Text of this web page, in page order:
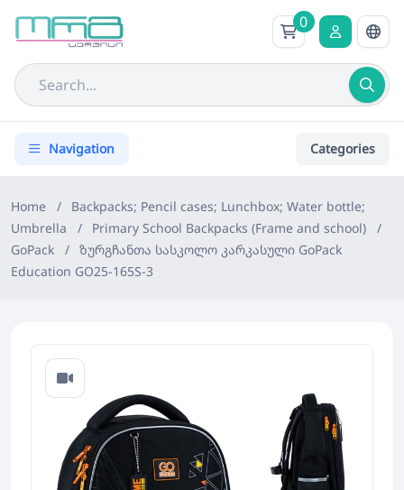
0
Navigation Categories
Home /
Backpacks; Pencil cases; Lunchbox; Water bottle;
Umbrella
/ Primary School Backpacks (Frame and school)
/
GoPack
/
ზურგჩანთა სასკოლო კარკასული GoPack
Education GO25-165S-3